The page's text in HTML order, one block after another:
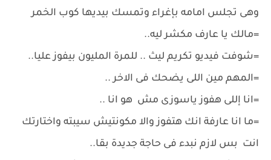
وهى تجلس امامه بإغراء وتمسك بيديها كوب الخمر
=مالك يا عارف مكشر ليه..
=شوفت فيديو تكريم ليث .. للمرة المليون بيفوز عليا..
=المهم مين اللى يضحك فى الاخر ..
=انا إللى هفوز ياسوزى مش هو انا ..
=ما انا عارفة انك هتفوز والا مكونتيش سيبته واختارتك
انت بس لازم نبدء فى حاجة جديدة بقا..